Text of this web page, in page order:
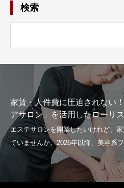
検索
家賃・人件費に圧迫されない
アサロン」を活用したローリ